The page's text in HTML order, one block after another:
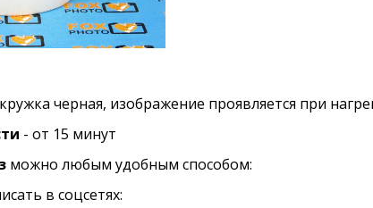
черная, изображение проявляется при
- от 15 минут
можно любым удобным способом:
в соцсетях: